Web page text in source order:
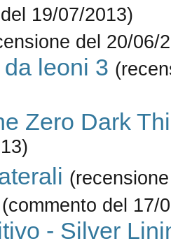
19/07/2013)
del 20/06/
leoni 3
Zero Dark
(commento del 17/
- Silver